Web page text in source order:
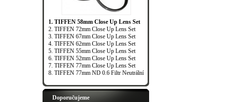
1. TIFFEN 58mm Close Up Lens Set
2. TIFFEN 72mm Close Up Lens Set
3. TIFFEN 67mm Close Up Lens Set
4. TIFFEN 62mm Close Up Lens Set
5. TIFFEN 55mm Close Up Lens Set
6. TIFFEN 52mm Close Up Lens Set
7. TIFFEN 77mm Close Up Lens Set
8. TIFFEN 77mm ND 0.6 Filtr Neutrální
Doporučujeme